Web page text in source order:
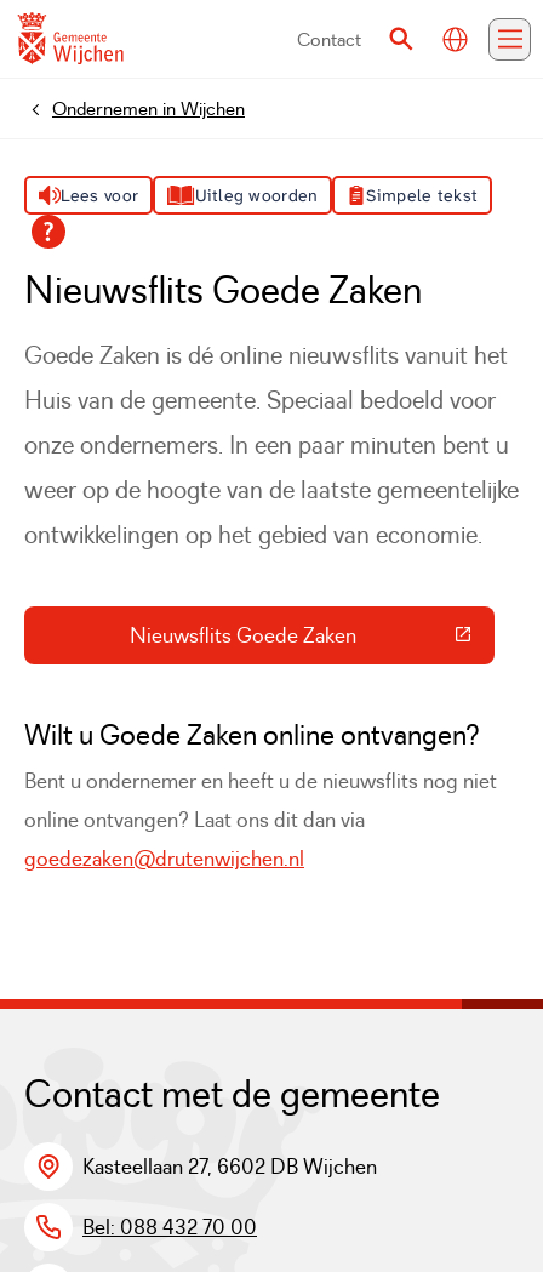
Contact
ZoekenVertalen
HomeOndernemen in Wijchen
Lees voor Uitleg woorden Simpele tekst
Nieuwsflits Goede Zaken
Goede Zaken is dé online nieuwsflits vanuit het
Huis van de gemeente. Speciaal bedoeld voor
onze ondernemers. In een paar minuten bent u
weer op de hoogte van de laatste gemeentelijke
ontwikkelingen op het gebied van economie.
Nieuwsflits Goede Zaken(Deze link gaat naar een externe
Wilt u Goede Zaken online ontvangen?
Bent u ondernemer en heeft u de nieuwsflits nog niet
online ontvangen? Laat ons dit dan via
goedezaken@drutenwijchen.nl
Contact met de gemeente
Kasteellaan 27, 6602 DB Wijchen
Bel: 088 432 70 00